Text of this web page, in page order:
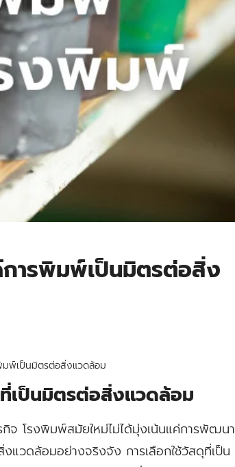
ารพิมพ์เป็นมิตรต่อสิ่ง
พ์เป็นมิตรต่อสิ่งแวดล้อม
ป็นมิตรต่อสิ่งแวดล้อม
จ โรงพิมพ์สมัยใหม่ไม่ได้มุ่งเน้นแค่การพัฒนา
แวดล้อมอย่างจริงจัง การเลือกใช้วัสดุที่เป็น